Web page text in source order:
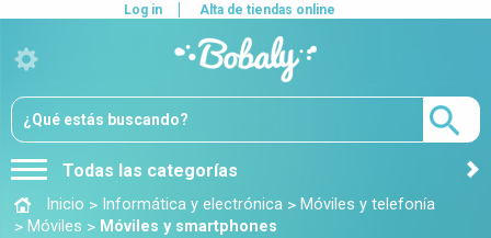
Todas las categorías
Log in Alta de tiendas online
Inicio > Informática y electrónica > Móviles y telefonía
> Móviles > Móviles y smartphones